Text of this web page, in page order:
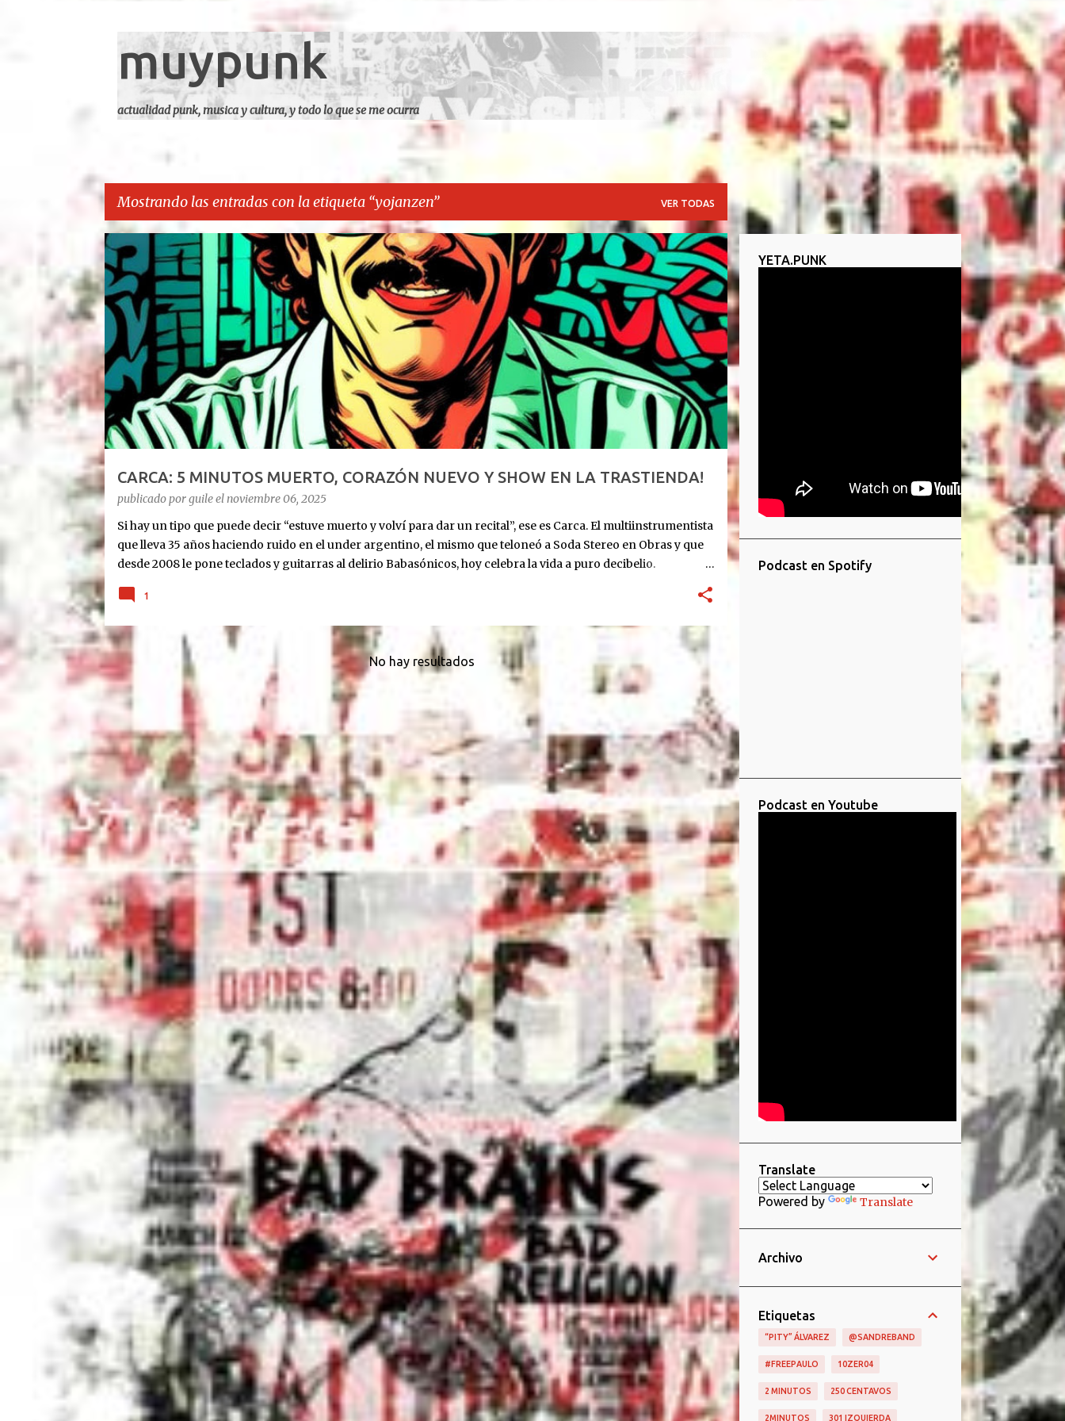
muypunk
actualidad punk, musica y cultura, y todo lo que se me ocurra
Mostrando las entradas con la etiqueta yojanzen VER TODAS
E
n
t
a
d
a
s
CARCA: 5 MINUTOS MUERTO, CORAZÓN NUEVO Y SHOW EN LA TRASTIENDA!
publicado porguileelnoviembre 06, 2025
CARCA
Si hay un tipo que puede decir “estuve muerto y volví para dar un recital”, ese es Carca. El multiinstrumentista
que lleva 35 años haciendo ruido en el under argentino, el mismo que teloneó a Soda Stereo en Obras y que
desde 2008 le pone teclados y guitarras al delirio Babasónicos, hoy celebra la vida a puro decibelio.
últimas. 10 días antes de Navidad: para 5 minutos. Lo reviven. Sube al puesto 1 de la lista de trasplante. 11 de
tablet, guitarra y susurros a las 2 AM. Octubre 2025: sale el álbum. HOY, 6/11, 21 hs: La Trastienda. Su primer
show SOLISTA en DOS AÑOS. “Quiero celebrar que estoy vivo, no presentar un disco que ya todos
escucharon”, tira Carca en el living de Belgrano, todavía con la cicatriz fresca pero la púa en la mano.
Exultante en 3 frases: Rock setentoso + funk...
1
No hay resultados
YETA.PUNK
Podcast en Spotify
Podcast en Youtube
Translate
Powered by Translate
Archivo
Etiquetas
“PITY” ÁLVAREZ @SANDREBAND
#FREEPAULO 10ZER04
2 MINUTOS 250 CENTAVOS
2MINUTOS 301 IZQUIERDA